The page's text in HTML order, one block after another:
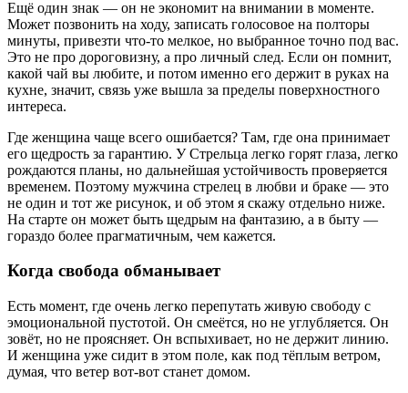
Ещё один знак — он не экономит на внимании в моменте.
Может позвонить на ходу, записать голосовое на полторы
минуты, привезти что-то мелкое, но выбранное точно под вас.
Это не про дороговизну, а про личный след. Если он помнит,
какой чай вы любите, и потом именно его держит в руках на
кухне, значит, связь уже вышла за пределы поверхностного
интереса.
Где женщина чаще всего ошибается? Там, где она принимает
его щедрость за гарантию. У Стрельца легко горят глаза, легко
рождаются планы, но дальнейшая устойчивость проверяется
временем. Поэтому мужчина стрелец в любви и браке — это
не один и тот же рисунок, и об этом я скажу отдельно ниже.
На старте он может быть щедрым на фантазию, а в быту —
гораздо более прагматичным, чем кажется.
Когда свобода обманывает
Есть момент, где очень легко перепутать живую свободу с
эмоциональной пустотой. Он смеётся, но не углубляется. Он
зовёт, но не проясняет. Он вспыхивает, но не держит линию.
И женщина уже сидит в этом поле, как под тёплым ветром,
думая, что ветер вот-вот станет домом.